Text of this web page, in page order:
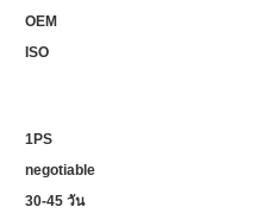
OEM
ISO
1PS
negotiable
30-45 วัน